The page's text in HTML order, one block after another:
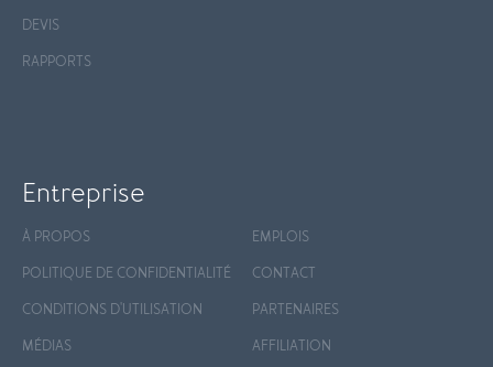
DEVIS
RAPPORTS
Entreprise
À PROPOS
POLITIQUE DE CONFIDENTIALITÉ
CONDITIONS D'UTILISATION
MÉDIAS
EMPLOIS
CONTACT
PARTENAIRES
AFFILIATION